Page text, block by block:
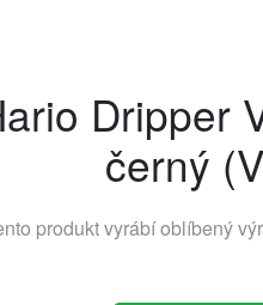
Dripper
černý
produkt vyrábí oblíbený